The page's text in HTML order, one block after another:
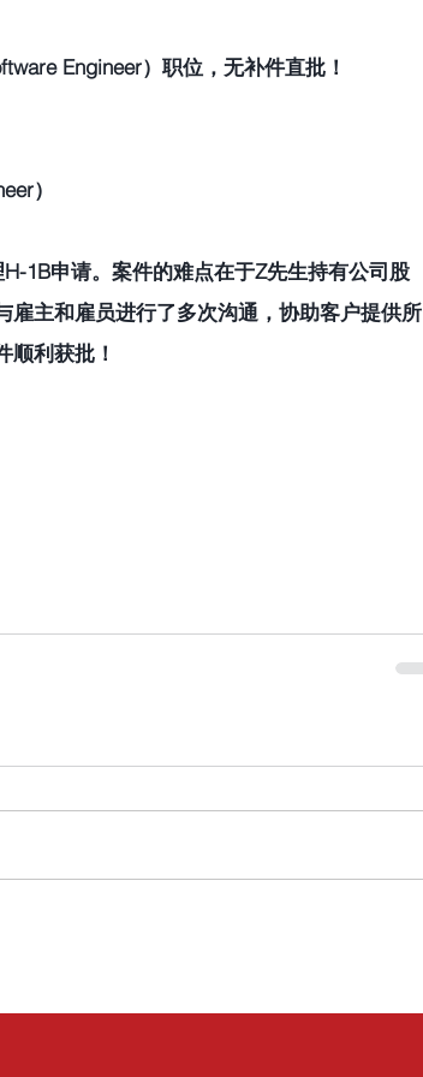
Engineer）职位，无补件直批！
）
1B申请。案件的难点在于Z先生持有公司股
雇主和雇员进行了多次沟通，协助客户提供所
顺利获批！